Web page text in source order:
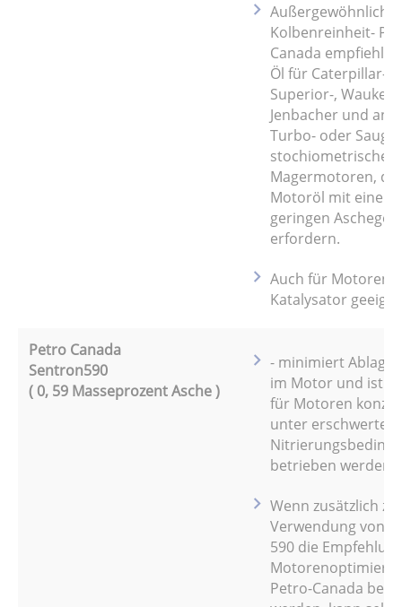
Außergewöhnliche
Kolbenreinheit-
Canada empfiehlt
Öl für Caterpillar-,
Superior-,
Jenbacher und
Turbo- oder
stochiometrische
Magermotoren,
Motoröl mit einem
geringen
erfordern.
Auch für Motoren
Katalysator
Petro Canada
Sentron590
( 0, 59 Masseprozent Asche )
- minimiert
im Motor und ist
für Motoren
unter erschwerten
betrieben werden.
Wenn zusätzlich
Verwendung von
590 die
Petro-Canada